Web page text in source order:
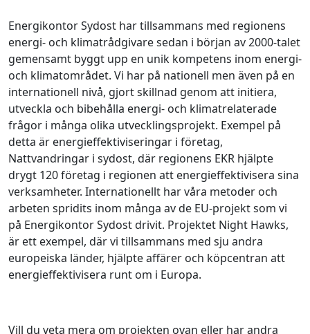
Energikontor Sydost har tillsammans med regionens
energi- och klimatrådgivare sedan i början av 2000-talet
gemensamt byggt upp en unik kompetens inom energi-
och klimatområdet. Vi har på nationell men även på en
internationell nivå, gjort skillnad genom att initiera,
utveckla och bibehålla energi- och klimatrelaterade
frågor i många olika utvecklingsprojekt. Exempel på
detta är energieffektiviseringar i företag,
Nattvandringar i sydost, där regionens EKR hjälpte
drygt 120 företag i regionen att energieffektivisera sina
verksamheter. Internationellt har våra metoder och
arbeten spridits inom många av de EU-projekt som vi
på Energikontor Sydost drivit. Projektet Night Hawks,
är ett exempel, där vi tillsammans med sju andra
europeiska länder, hjälpte affärer och köpcentran att
energieffektivisera runt om i Europa.
Vill du veta mera om projekten ovan eller har andra